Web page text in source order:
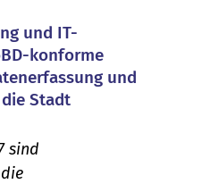
und IT-
konforme
und
Stadt
sind